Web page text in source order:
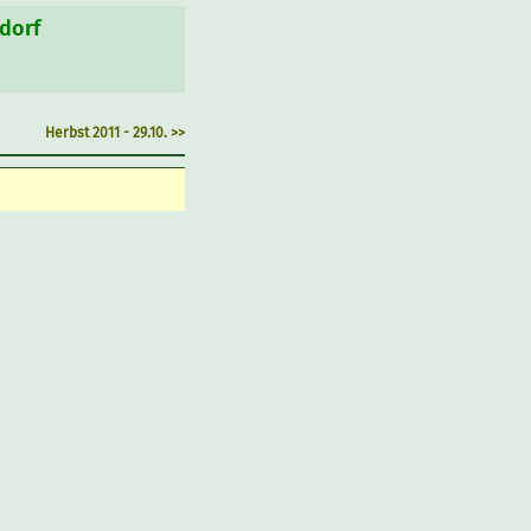
Herbst 2011 - 29.10. >>